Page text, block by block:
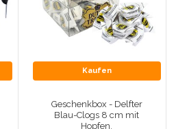
Kaufen
Geschenkbox - Delfter
Blau-Clogs 8 cm mit
Hopfen.